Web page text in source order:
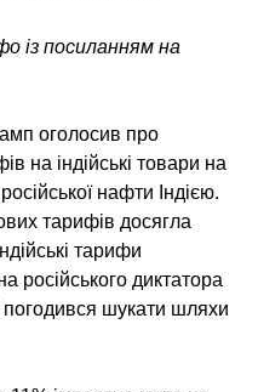
із посиланням на
оголосив про
на індійські товари на
нафти Індією.
тарифів досягла
тарифи
російського диктатора
шукати шляхи